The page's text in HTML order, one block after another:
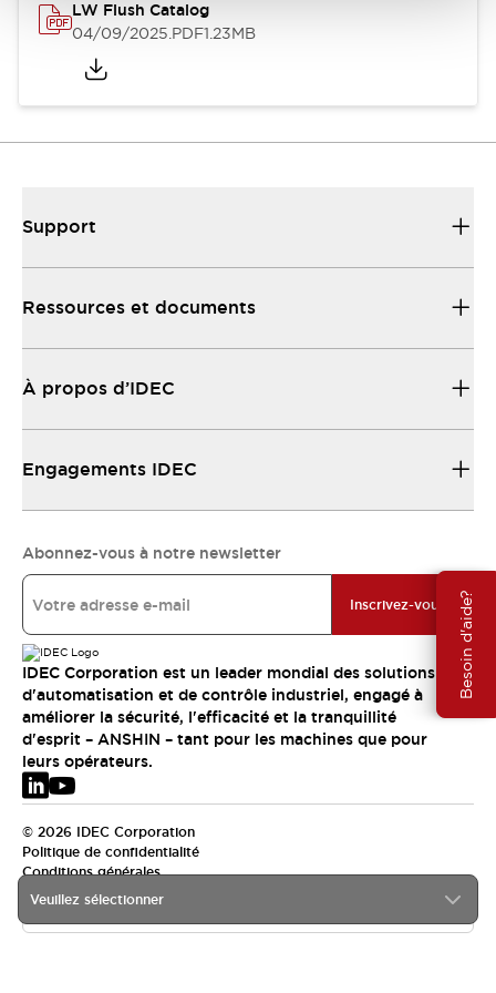
Besoin d'aide?
LW Flush Catalog
04/09/2025.PDF1.23MB
Veuillez sélectionner
Support
Ressources et documents
À propos d’IDEC
Engagements IDEC
Abonnez-vous à notre newsletter
Inscrivez-vous
IDEC Corporation est un leader mondial des solutions
d'automatisation et de contrôle industriel, engagé à
améliorer la sécurité, l'efficacité et la tranquillité
d'esprit – ANSHIN – tant pour les machines que pour
leurs opérateurs.
© 2026 IDEC Corporation
Politique de confidentialité
Conditions générales
EMEA